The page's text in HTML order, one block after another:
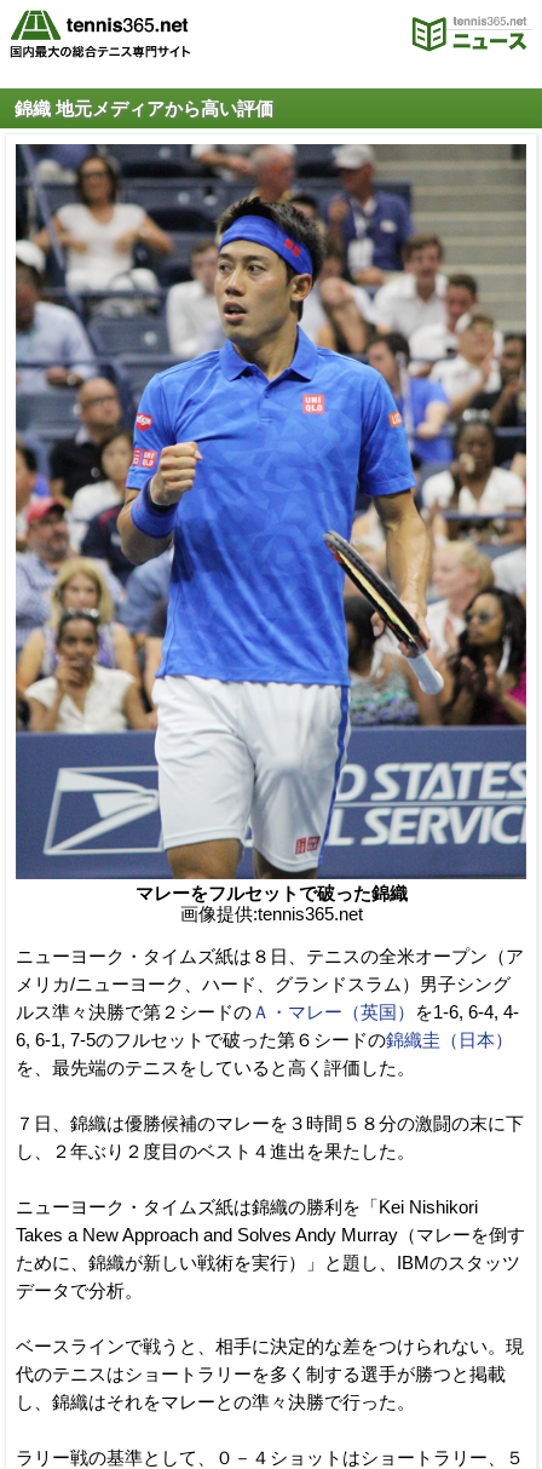
錦織 地元メディアから高い評価
マレーをフルセットで破った錦織
画像提供:tennis365.net
ニューヨーク・タイムズ紙は８日、テニスの全米オープン（ア
メリカ/ニューヨーク、ハード、グランドスラム）男子シング
ルス準々決勝で第２シードのＡ・マレー（英国）
を1-6, 6-4, 4-
6, 6-1, 7-5のフルセットで破った第６シードの錦織圭（日本）
を、最先端のテニスをしていると高く評価した。
７日、錦織は優勝候補のマレーを３時間５８分の激闘の末に下
し、２年ぶり２度目のベスト４進出を果たした。
ニューヨーク・タイムズ紙は錦織の勝利を「Kei Nishikori
Takes a New Approach and Solves Andy Murray（マレーを倒す
ために、錦織が新しい戦術を実行）」と題し、IBMのスタッツ
データで分析。
ベースラインで戦うと、相手に決定的な差をつけられない。現
代のテニスはショートラリーを多く制する選手が勝つと掲載
し、錦織はそれをマレーとの準々決勝で行った。
ラリー戦の基準として、０－４ショットはショートラリー、５